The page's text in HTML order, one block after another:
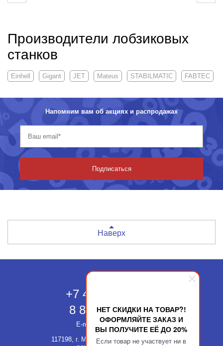
НЕТ СКИДКИ НА ТОВАР?!
ОФОРМЛЯЙТЕ ЗАКАЗ И
ВЫ ПОЛУЧИТЕ ЕЁ ДО 20%
Если товар не участвует ни в
Производители лобзиковых
станков
Einhell Gigant JET Mateus STABILMATIC FABTEC
Напомним вам об акциях и распродажах
Подписаться
Наверх
+7 495 118-43-83
8 800 511-52-66
E-mail:
info@kupatika.ru
117198, г. Москва, ул. Миклухо-Маклая,